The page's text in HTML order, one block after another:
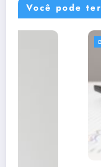
Você pode